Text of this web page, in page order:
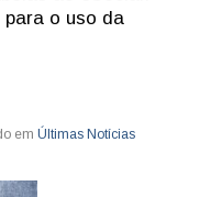
o uso da
em Últimas Notícias